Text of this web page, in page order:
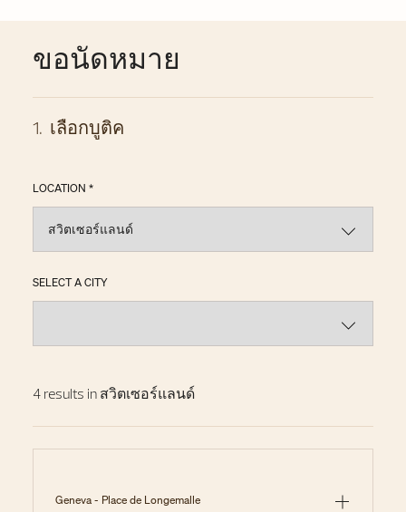
ขอนัดหมาย
1. เลือกบูติค
LOCATION *
SELECT A CITY
4 results in สวิตเซอร์แลนด์
Geneva - Place de Longemalle